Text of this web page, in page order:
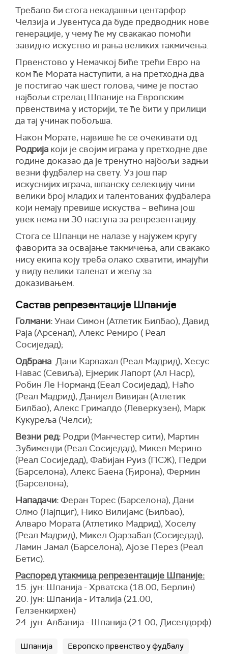
Требало би стога некадашњи центарфор
Челзија и Јувентуса да буде предводник нове
генерације, у чему ће му свакакао помоћи
завидно искуство играња великих такмичења.
Првенстово у Немачкој биће трећи Евро на
ком ће Мората наступити, а на претходна два
је постигао чак шест голова, чиме је постао
најбољи стрелац Шпаније на Европским
првенствима у историји, те ће бити у прилици
да тај учинак побољша.
Након Морате, највише ће се очекивати од
Родрија који је својим играма у претходне две
године доказао да је тренутно најбољи задњи
везни фудбалер на свету. Уз још пар
искуснијих играча, шпанску селекцију чини
велики број младих и талентованих фудбалера
који немају превише искуства – већина још
увек нема ни 30 наступа за репрезентацију.
Стога се Шпанци не налазе у најужем кругу
фаворита за освајање такмичења, али свакако
нису екипа коју треба олако схватити, имајући
у виду велики таленат и жељу за
доказивањем.
Састав репрезентације Шпаније
Голмани:Унаи Симон (Атлетик Билбао), Давид
Раја (Арсенал), Алекс Ремиро ( Реал
Сосиједад);
Одбрана: Дани Карвахал (Реал Мадрид), Хесус
Навас (Севиља), Ејмерик Лапорт (Ал Наср),
Робин Ле Норманд (Ееал Сосиједад), Наћо
(Реал Мадрид), Данијел Вивијан (Атлетик
Билбао), Алекс Грималдо (Леверкузен), Марк
Кукуреља (Челси);
Везни ред: Родри (Манчестер сити), Мартин
Зубименди (Реал Сосиједад), Микел Мерино
(Реал Сосиједад), Фабијан Руиз (ПСЖ), Педри
(Барселона), Алекс Баена (Ђирона), Фермин
(Барселона);
Нападачи: Феран Торес (Барселона), Дани
Олмо (Лајпциг), Нико Вилијамс (Билбао),
Алваро Мората (Атлетико Мадрид), Хоселу
(Реал Мадрид), Микел Ојарзабал (Сосиједад),
Ламин Јамал (Барселона), Ајозе Перез (Реал
Бетис).
Распоред утакмица репрезентације Шпаније:
15. јун: Шпанија - Хрватска (18.00, Берлин)
20. јун: Шпанија - Италија (21.00,
Гелзенкирхен)
24. јун: Албанија - Шпанија (21.00, Диселдорф)
Шпанија Европско првенство у фудбалу